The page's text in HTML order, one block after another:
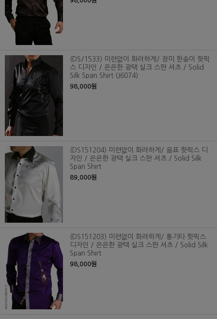
(DS/1533) 미련없이 화려하게/ 장미 한송이 핫픽
스 디자인 / 은은한 광택 실크 스판 셔츠 / Solid
Silk Span Shirt (J6074)
98,000원
(DS151204) 미련없이 화려하게/ 음표 핫픽스 디
자인 / 은은한 광택 실크 스판 셔츠 / Solid Silk
Span Shirt
89,000원
(DS151203) 미련없이 화려하게/ 통기타 핫픽스
디자인 / 은은한 광택 실크 스판 셔츠 / Solid Silk
Span Shirt
98,000원